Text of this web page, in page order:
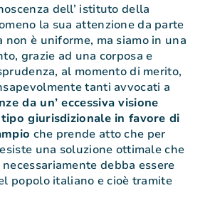
dell’ istituto della
la sua attenzione da parte
è uniforme, ma siamo in una
grazie ad una corposa e
al momento di merito,
tanti avvocati a
da un’ eccessiva visione
giurisdizionale in favore di
che prende atto che per
una soluzione ottimale che
debba essere
popolo italiano e cioè tramite